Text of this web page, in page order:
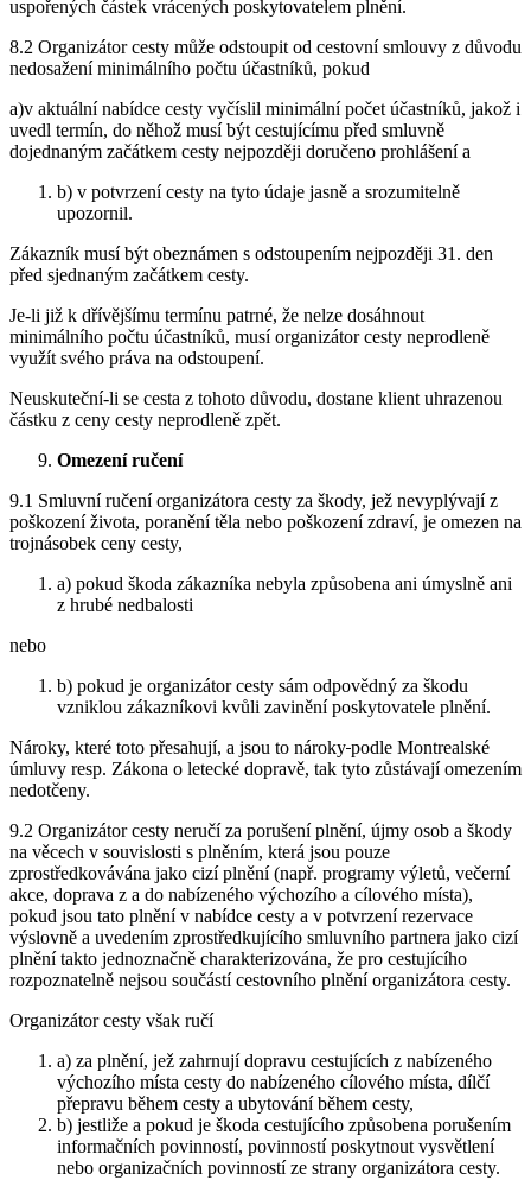
uspořených částek vrácených poskytovatelem plnění.
8.2 Organizátor cesty může odstoupit od cestovní smlouvy z důvodu
nedosažení minimálního počtu účastníků, pokud
a)v aktuální nabídce cesty vyčíslil minimální počet účastníků, jakož i
uvedl termín, do něhož musí být cestujícímu před smluvně
dojednaným začátkem cesty nejpozději doručeno prohlášení a
b) v potvrzení cesty na tyto údaje jasně a srozumitelně
upozornil.
Zákazník musí být obeznámen s odstoupením nejpozději 31. den
před sjednaným začátkem cesty.
Je-li již k dřívějšímu termínu patrné, že nelze dosáhnout
minimálního počtu účastníků, musí organizátor cesty neprodleně
využít svého práva na odstoupení.
Neuskuteční-li se cesta z tohoto důvodu, dostane klient uhrazenou
částku z ceny cesty neprodleně zpět.
Omezení ručení
9.1 Smluvní ručení organizátora cesty za škody, jež nevyplývají z
poškození života, poranění těla nebo poškození zdraví, je omezen na
trojnásobek ceny cesty,
a) pokud škoda zákazníka nebyla způsobena ani úmyslně ani
z hrubé nedbalosti
nebo
b) pokud je organizátor cesty sám odpovědný za škodu
vzniklou zákazníkovi kvůli zavinění poskytovatele plnění.
Nároky, které toto přesahují, a jsou to nároky podle Montrealské
úmluvy resp. Zákona o letecké dopravě, tak tyto zůstávají omezením
nedotčeny.
9.2 Organizátor cesty neručí za porušení plnění, újmy osob a škody
na věcech v souvislosti s plněním, která jsou pouze
zprostředkovávána jako cizí plnění (např. programy výletů, večerní
akce, doprava z a do nabízeného výchozího a cílového místa),
pokud jsou tato plnění v nabídce cesty a v potvrzení rezervace
výslovně a uvedením zprostředkujícího smluvního partnera jako cizí
plnění takto jednoznačně charakterizována, že pro cestujícího
rozpoznatelně nejsou součástí cestovního plnění organizátora cesty.
Organizátor cesty však ručí
a) za plnění, jež zahrnují dopravu cestujících z nabízeného
výchozího místa cesty do nabízeného cílového místa, dílčí
přepravu během cesty a ubytování během cesty,
b) jestliže a pokud je škoda cestujícího způsobena porušením
informačních povinností, povinností poskytnout vysvětlení
nebo organizačních povinností ze strany organizátora cesty.